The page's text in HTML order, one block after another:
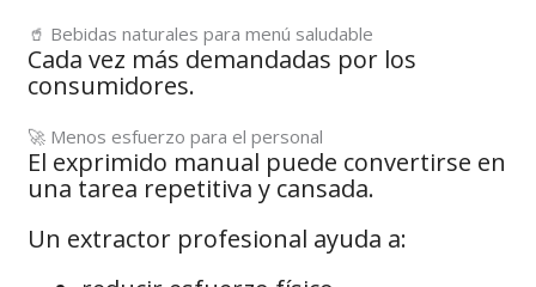
🥤 Bebidas naturales para menú saludable
Cada vez más demandadas por los
consumidores.
🚀 Menos esfuerzo para el personal
El exprimido manual puede convertirse en
una tarea repetitiva y cansada.
Un extractor profesional ayuda a: